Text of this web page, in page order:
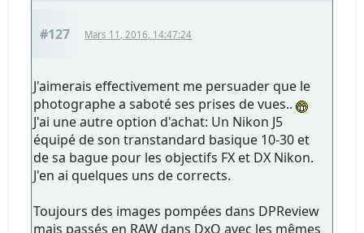
#127 Mars 11, 2016, 14:47:24
J'aimerais effectivement me persuader que le
photographe a saboté ses prises de vues..
J'ai une autre option d'achat: Un Nikon J5
équipé de son transtandard basique 10-30 et
de sa bague pour les objectifs FX et DX Nikon.
J'en ai quelques uns de corrects.
Toujours des images pompées dans DPReview
mais passés en RAW dans DxO avec les mêmes